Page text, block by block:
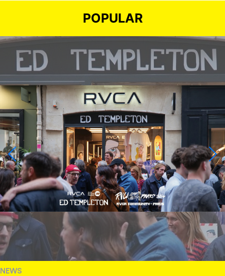
POPULAR
NEWS